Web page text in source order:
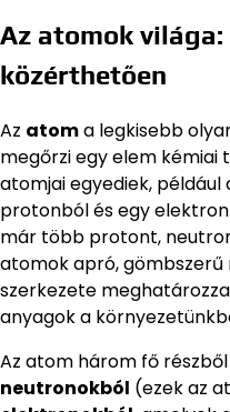
Az atomok
közérthetően
Az atoma legkisebb
megőrzi egy elem kémiai
atomjai egyediek,
protonból és egy
már több protont,
atomok apró, gömbszerű
szerkezete
anyagok a
Az atom három fő
neutronokból (ezek az